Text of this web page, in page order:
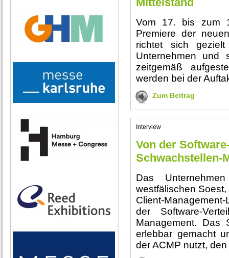
Vom 17. bis zum
Premiere der
richtet sich
Unternehmen und
zeitgemäß
werden bei der
Zum Beitrag
Interview
Von der
Schwachstellen-
Das
westfälischen
Client-
der Software-
Management. Das
erlebbar gemacht
der ACMP nutzt,